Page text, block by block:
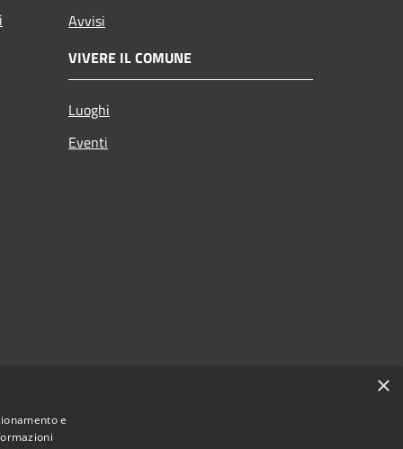
Avvisi
VIVERE IL COMUNE
Luoghi
Eventi
×
e